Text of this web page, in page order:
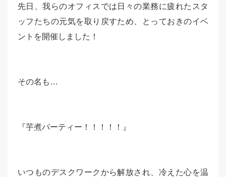
先日、我らのオフィスでは日々の業務に疲れたスタ
ッフたちの元気を取り戻すため、とっておきのイベ
ントを開催しました！
その名も…
『芋煮パーティー！！！！！』
いつものデスクワークから解放され、冷えた心を温